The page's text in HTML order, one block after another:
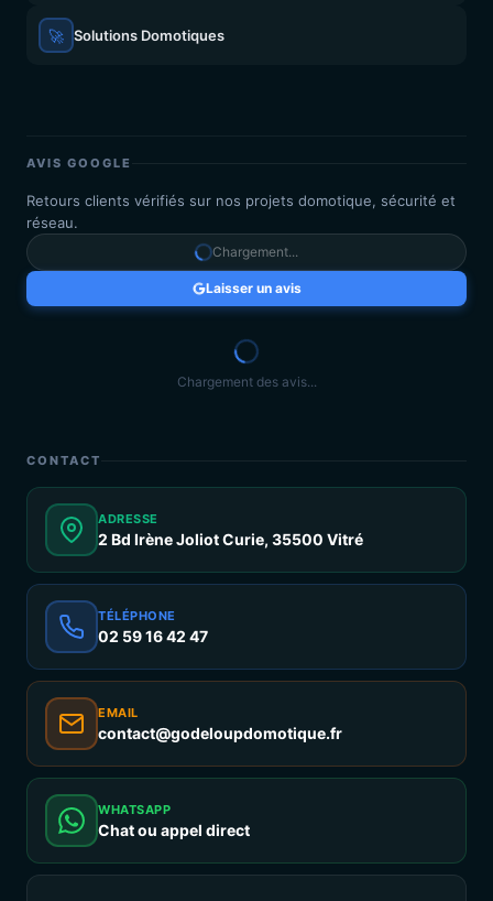
🚀 Solutions Domotiques
AVIS GOOGLE
Retours clients vérifiés sur nos projets domotique, sécurité et
réseau.
Chargement...
Laisser un avis
Chargement des avis...
CONTACT
ADRESSE
2 Bd Irène Joliot Curie, 35500 Vitré
TÉLÉPHONE
02 59 16 42 47
EMAIL
contact@godeloupdomotique.fr
WHATSAPP
Chat ou appel direct